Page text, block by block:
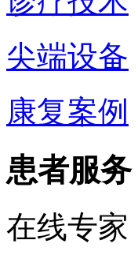
尖端设备
康复案例
患者服务
在线专家